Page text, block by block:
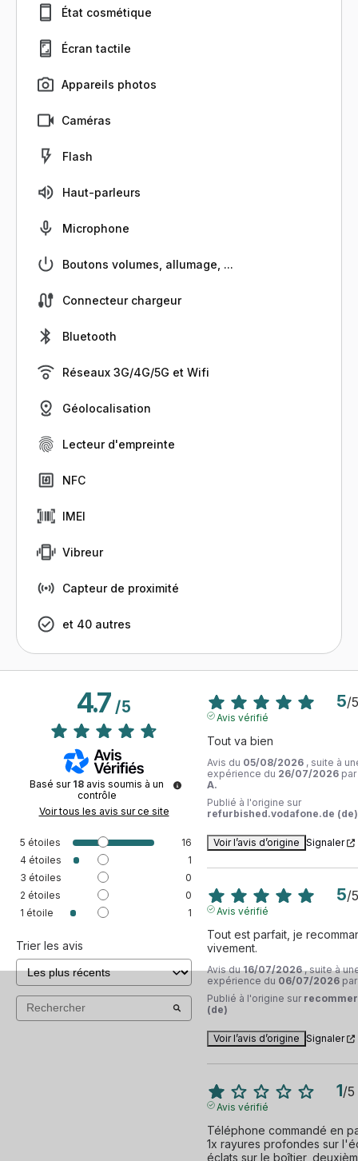
État cosmétique
Écran tactile
Appareils photos
Caméras
Flash
Haut-parleurs
Microphone
Boutons volumes, allumage, ...
Connecteur chargeur
Bluetooth
Réseaux 3G/4G/5G et Wifi
Géolocalisation
Lecteur d'empreinte
NFC
IMEI
Vibreur
Capteur de proximité
et 40 autres
4.7/5
Basé sur 18 avis soumis à un
contrôle
Voir tous les avis sur ce site
5 étoiles
16
4 étoiles
1
3 étoiles
0
2 étoiles
0
1 étoile 1
Trier les avis
5/5
Avis vérifié
Tout va bien
Avis du 05/08/2026 , suite à
expérience du 26/07/2026 par
A.
Publié à l'origine sur
refurbished.vodafone.de (de)
Voir l’avis d’origine Signaler
5/5
Avis vérifié
Tout est parfait, je
vivement.
Avis du16/07/2026 , suite à
expérience du 06/07/2026
Publié à l'origine sur
(de)
Voir l’avis d’origine Signaler
1/5
Avis vérifié
Téléphone commandé en
1x rayures profondes sur
éclats sur le boîtier,